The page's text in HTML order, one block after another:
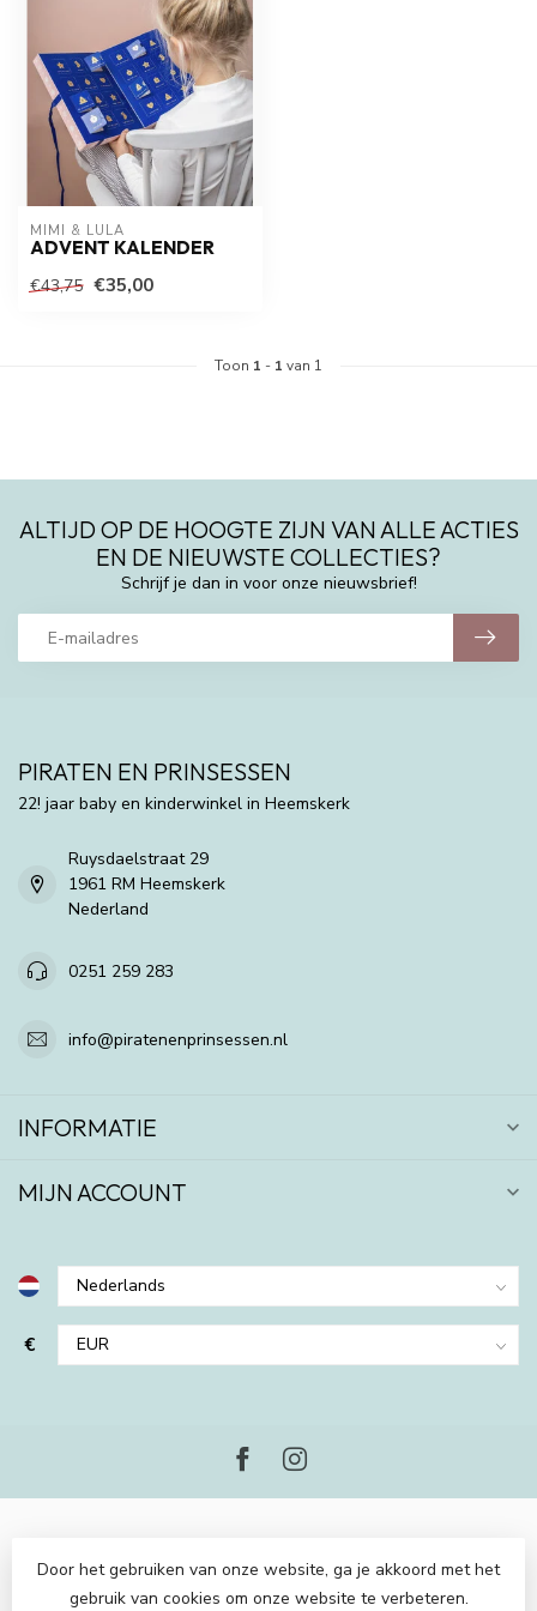
MIMI & LULA
ADVENT KALENDER
€43,75 €35,00
Toon 1 - 1 van 1
ALTIJD OP DE HOOGTE ZIJN VAN ALLE ACTIES
EN DE NIEUWSTE COLLECTIES?
Schrijf je dan in voor onze nieuwsbrief!
PIRATEN EN PRINSESSEN
22! jaar baby en kinderwinkel in Heemskerk
Ruysdaelstraat 29
1961 RM Heemskerk
Nederland
0251 259 283
info@piratenenprinsessen.nl
INFORMATIE
MIJN ACCOUNT
€
© Copyright 2026 Piraten en Prinsessen- Powered byLightspeed
Door het gebruiken van onze website, ga je akkoord met het
gebruik van cookies om onze website te verbeteren.